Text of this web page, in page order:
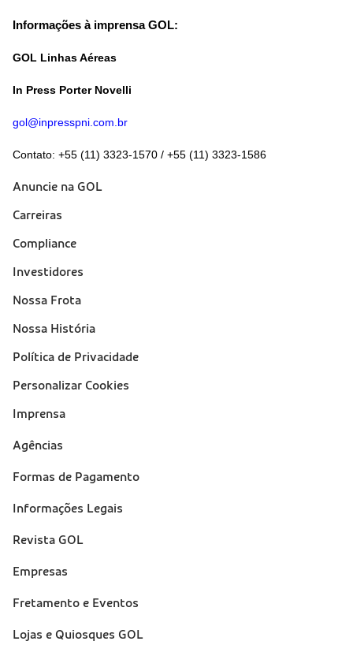
Informações à imprensa GOL:
GOL Linhas Aéreas
In Press Porter Novelli
gol@inpresspni.com.br
Contato: +55 (11) 3323-1570 / +55 (11) 3323-1586
Sobre a Gol (footer)
Anuncie na GOL
Carreiras
Compliance
Investidores
Nossa Frota
Nossa História
Política de Privacidade
Personalizar Cookies
Imprensa
Suporte
Agências
Formas de Pagamento
Informações Legais
Revista GOL
Empresas
Fretamento e Eventos
Lojas e Quiosques GOL